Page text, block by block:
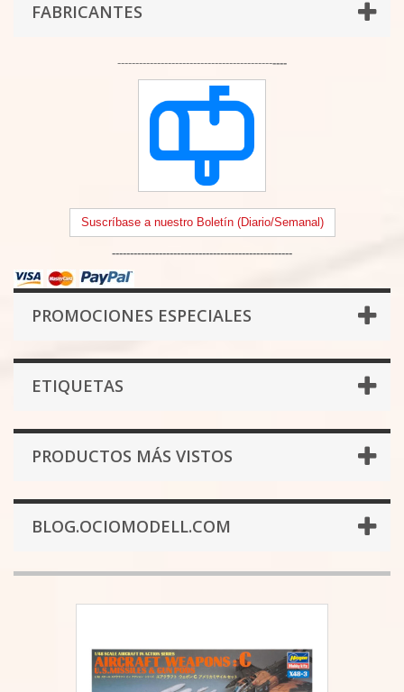
FABRICANTES
-----------------------------------------------
Suscríbase a nuestro Boletín (Diario/Semanal)
--------------------------------------------------
PROMOCIONES ESPECIALES
ETIQUETAS
PRODUCTOS MÁS VISTOS
BLOG.OCIOMODELL.COM